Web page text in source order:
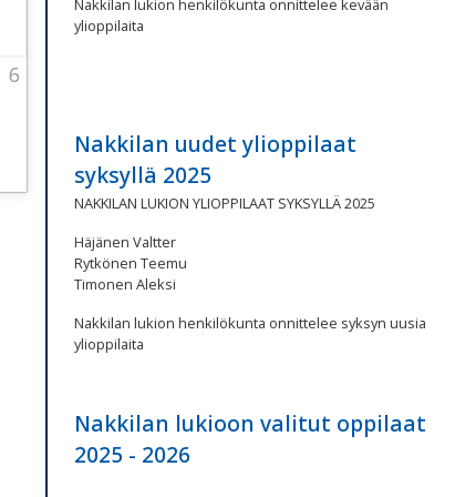
6
Nakkilan lukion henkilökunta onnittelee kevään
ylioppilaita
Nakkilan uudet ylioppilaat
syksyllä 2025
NAKKILAN LUKION YLIOPPILAAT SYKSYLLÄ 2025
Häjänen Valtter
Rytkönen Teemu
Timonen Aleksi
Nakkilan lukion henkilökunta onnittelee syksyn uusia
ylioppilaita
Nakkilan lukioon valitut oppilaat
2025 - 2026